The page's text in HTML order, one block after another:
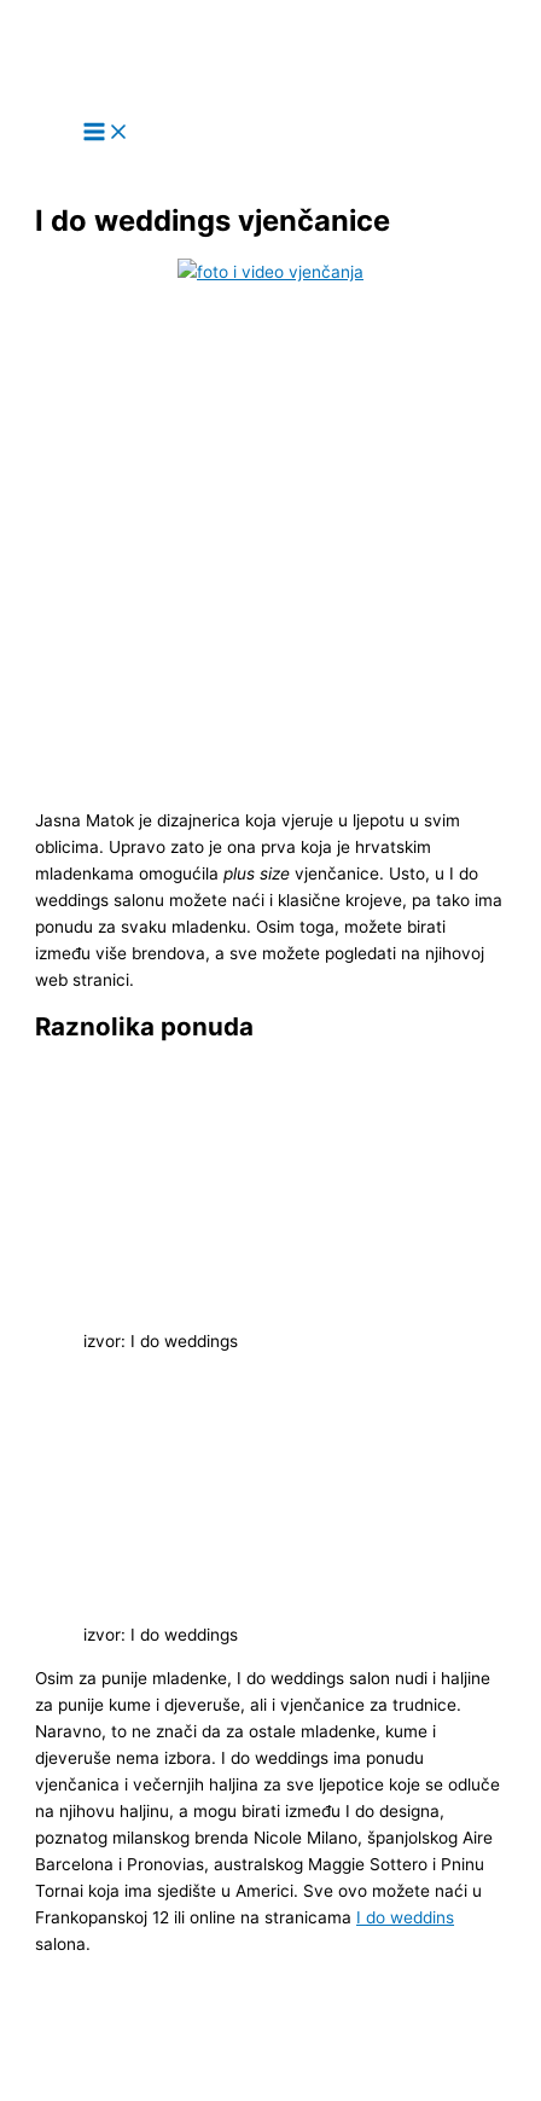
I do weddings vjenčanice
Jasna Matok je dizajnerica koja vjeruje u ljepotu u svim
oblicima. Upravo zato je ona prva koja je hrvatskim
mladenkama omogućilaplus size vjenčanice. Usto, u I do
weddings salonu možete naći i klasične krojeve, pa tako ima
ponudu za svaku mladenku. Osim toga, možete birati
između više brendova, a sve možete pogledati na njihovoj
web stranici.
Raznolika ponuda
izvor: I do weddings
izvor: I do weddings
Osim za punije mladenke, I do weddings salon nudi i haljine
za punije kume i djeveruše, ali i vjenčanice za trudnice.
Naravno, to ne znači da za ostale mladenke, kume i
djeveruše nema izbora. I do weddings ima ponudu
vjenčanica i večernjih haljina za sve ljepotice koje se odluče
na njihovu haljinu, a mogu birati između I do designa,
poznatog milanskog brenda Nicole Milano, španjolskog Aire
Barcelona i Pronovias, australskog Maggie Sottero i Pninu
Tornai koja ima sjedište u Americi. Sve ovo možete naći u
Frankopanskoj 12 ili online na stranicama I do weddins
salona.